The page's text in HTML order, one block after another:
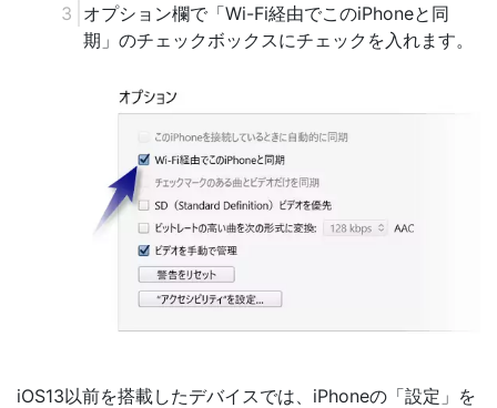
オプション欄で「Wi-Fi経由でこのiPhoneと同
期」のチェックボックスにチェックを入れます。
iOS13以前を搭載したデバイスでは、iPhoneの「設定」を